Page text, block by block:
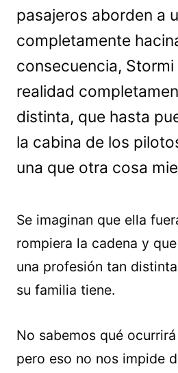
pasajeros aborden a
completamente
consecuencia, Stormi
realidad
distinta, que hasta
la cabina de los
una que otra cosa
Se imaginan que ella
rompiera la cadena y
una profesión tan
su familia tiene.
No sabemos qué
pero eso no nos impide